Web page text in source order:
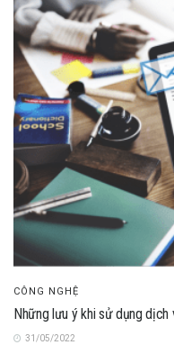
CÔNG NGHỆ
Những lưu ý khi sử dụng
31/05/2022